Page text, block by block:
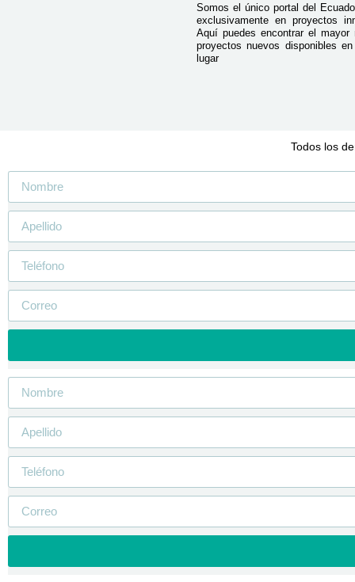
Somos el único portal del
exclusivamente en proyectos
Aquí puedes encontrar el mayor
proyectos nuevos disponibles
lugar
Todos los